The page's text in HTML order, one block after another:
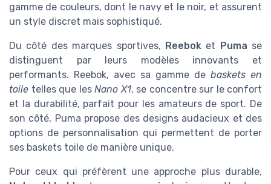
gamme de couleurs, dont le navy et le noir, et assurent
un style discret mais sophistiqué.
Du côté des marques sportives, Reeboket Puma se
distinguent par leurs modèles innovants et
performants. Reebok, avec sa gamme de baskets en
toile telles que les Nano X1, se concentre sur le confort
et la durabilité, parfait pour les amateurs de sport. De
son côté, Puma propose des designs audacieux et des
options de personnalisation qui permettent de porter
ses baskets toile de manière unique.
Pour ceux qui préfèrent une approche plus durable,